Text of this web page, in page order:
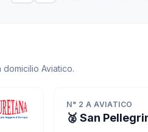
Aviatico.
N° 2 A AVIATICO
🥈 San